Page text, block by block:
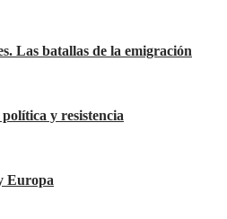
Las batallas de la emigración
y resistencia
Europa